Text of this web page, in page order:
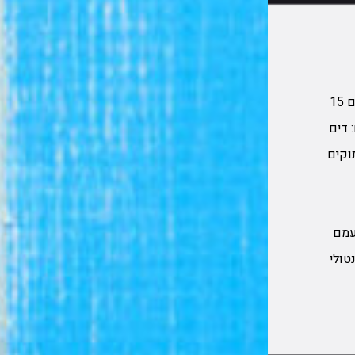
מסעדת דים סאם שופ דיזנגוף סנטר מציעה לכם 15
דים